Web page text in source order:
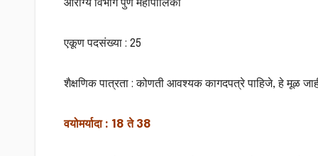
आरोग्य विभाग पुणे महापालिका
एकूण पदसंख्या : 25
शैक्षणिक पात्रता : कोणती आवश्यक कागदपत्रे पाहिजे, हे मूळ
वयोमर्यादा : 18 ते 38